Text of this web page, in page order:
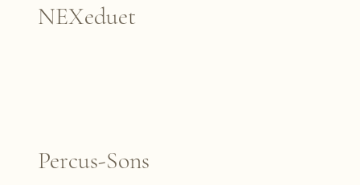
NEXeduet
Percus-Sons